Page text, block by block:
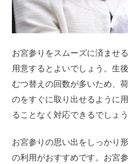
お宮参りをスムーズに済ませ
用意するとよいでしょう。生
むつ替えの回数が多いため、
のをすぐに取り出せるように
ることなく対応できるでしょう
お宮参りの思い出をしっかり
の利用がおすすめです。お宮